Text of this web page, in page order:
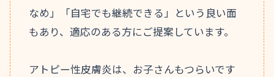
なめ」「自宅でも継続できる」という良い面
もあり、適応のある方にご提案しています。
アトピー性皮膚炎は、お子さんもつらいです